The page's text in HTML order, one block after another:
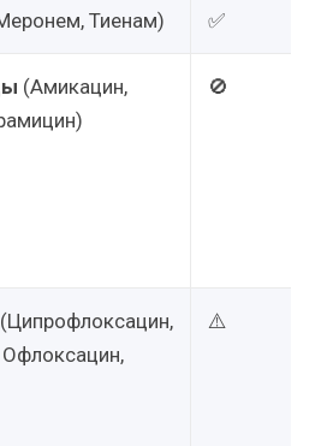
Тиенам) ✅
(Амикацин,
🚫
(Ципрофлоксацин,
⚠️